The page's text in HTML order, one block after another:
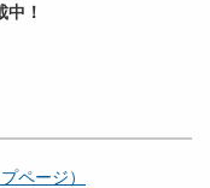
！
ページ）